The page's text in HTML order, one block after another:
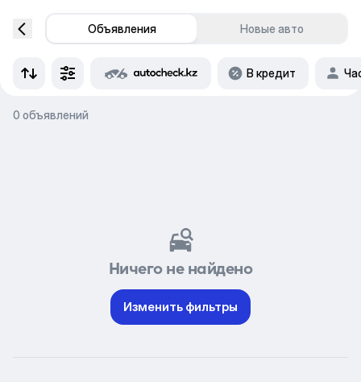
Объявления Новые авто
В кредит
0 объявлений
Ничего не найдено
Изменить фильтры